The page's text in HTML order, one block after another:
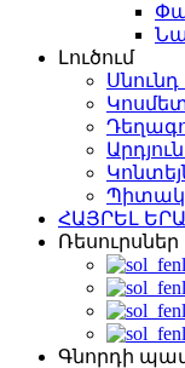
Լուծում
Սնունդ
Պիտակ
ՀԱՅՐԵԼ
Ռեսուրսներ
Գնորդի